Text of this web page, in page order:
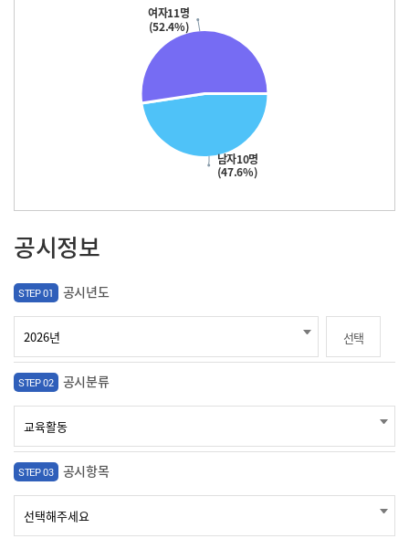
남자10명
(47.6%)
여자11명
(52.4%)
공시정보
STEP 01 공시년도
선택
STEP 02 공시분류
STEP 03 공시항목